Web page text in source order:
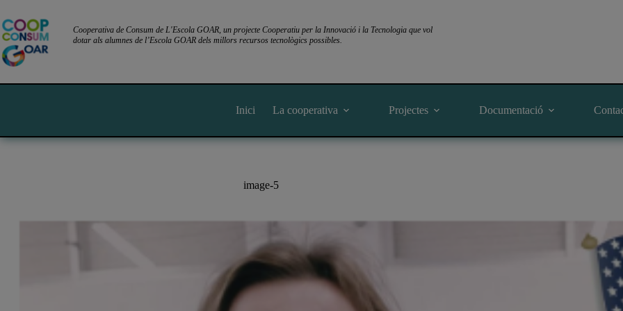
al
contingut
Cooperativa de Consum de L'Escola GOAR, un projecte Cooperatiu per la Innovació i la Tecnologia que vol
dotar als alumnes de l’Escola GOAR dels millors recursos tecnològics possibles.
Inici La cooperativa Projectes Documentació
image-5